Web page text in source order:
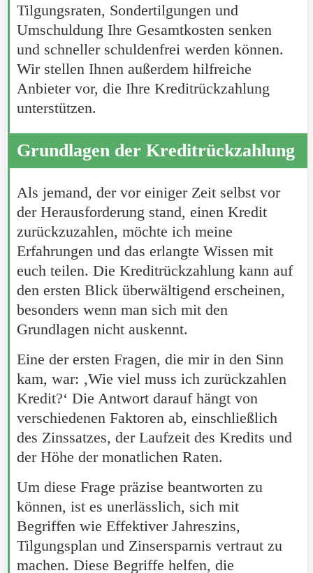
Tilgungsraten, Sondertilgungen und
Umschuldung Ihre Gesamtkosten senken
und schneller schuldenfrei werden können.
Wir stellen Ihnen außerdem hilfreiche
Anbieter vor, die Ihre Kreditrückzahlung
unterstützen.
Grundlagen der Kreditrückzahlung
Als jemand, der vor einiger Zeit selbst vor
der Herausforderung stand, einen Kredit
zurückzuzahlen, möchte ich meine
Erfahrungen und das erlangte Wissen mit
euch teilen. Die Kreditrückzahlung kann auf
den ersten Blick überwältigend erscheinen,
besonders wenn man sich mit den
Grundlagen nicht auskennt.
Eine der ersten Fragen, die mir in den Sinn
kam, war: ‚Wie viel muss ich zurückzahlen
Kredit?‘ Die Antwort darauf hängt von
verschiedenen Faktoren ab, einschließlich
des Zinssatzes, der Laufzeit des Kredits und
der Höhe der monatlichen Raten.
Um diese Frage präzise beantworten zu
können, ist es unerlässlich, sich mit
Begriffen wie Effektiver Jahreszins,
Tilgungsplan und Zinsersparnis vertraut zu
machen. Diese Begriffe helfen, die